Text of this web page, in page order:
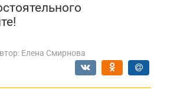
Елена Смирнова